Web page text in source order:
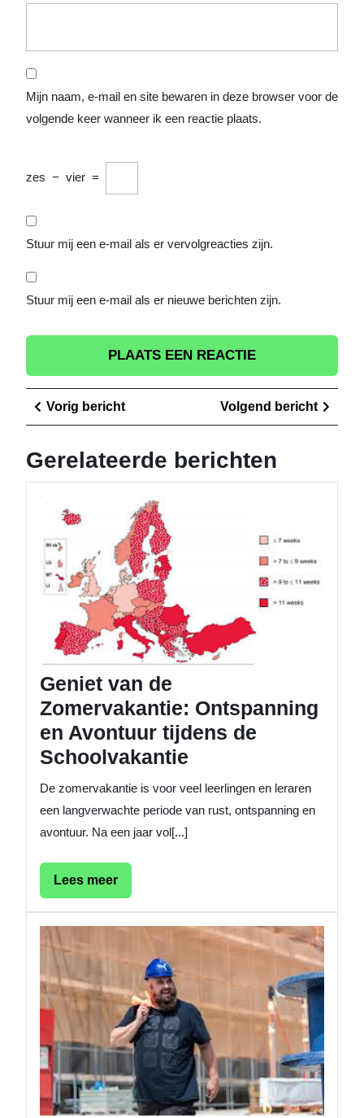
Mijn naam, e-mail en site bewaren in deze browser voor de
volgende keer wanneer ik een reactie plaats.
zes − vier =
Stuur mij een e-mail als er vervolgreacties zijn.
Stuur mij een e-mail als er nieuwe berichten zijn.
Berichtnavigatie
Vorig berichtVorig
bericht
Volgend bericht
bericht
Gerelateerde berichten
Geniet van de
Zomervakantie: Ontspanning
en Avontuur tijdens de
Schoolvakantie
De zomervakantie is voor veel leerlingen en leraren
een langverwachte periode van rust, ontspanning en
avontuur. Na een jaar vol[...]
Lees meerLees
meer
de
Midden